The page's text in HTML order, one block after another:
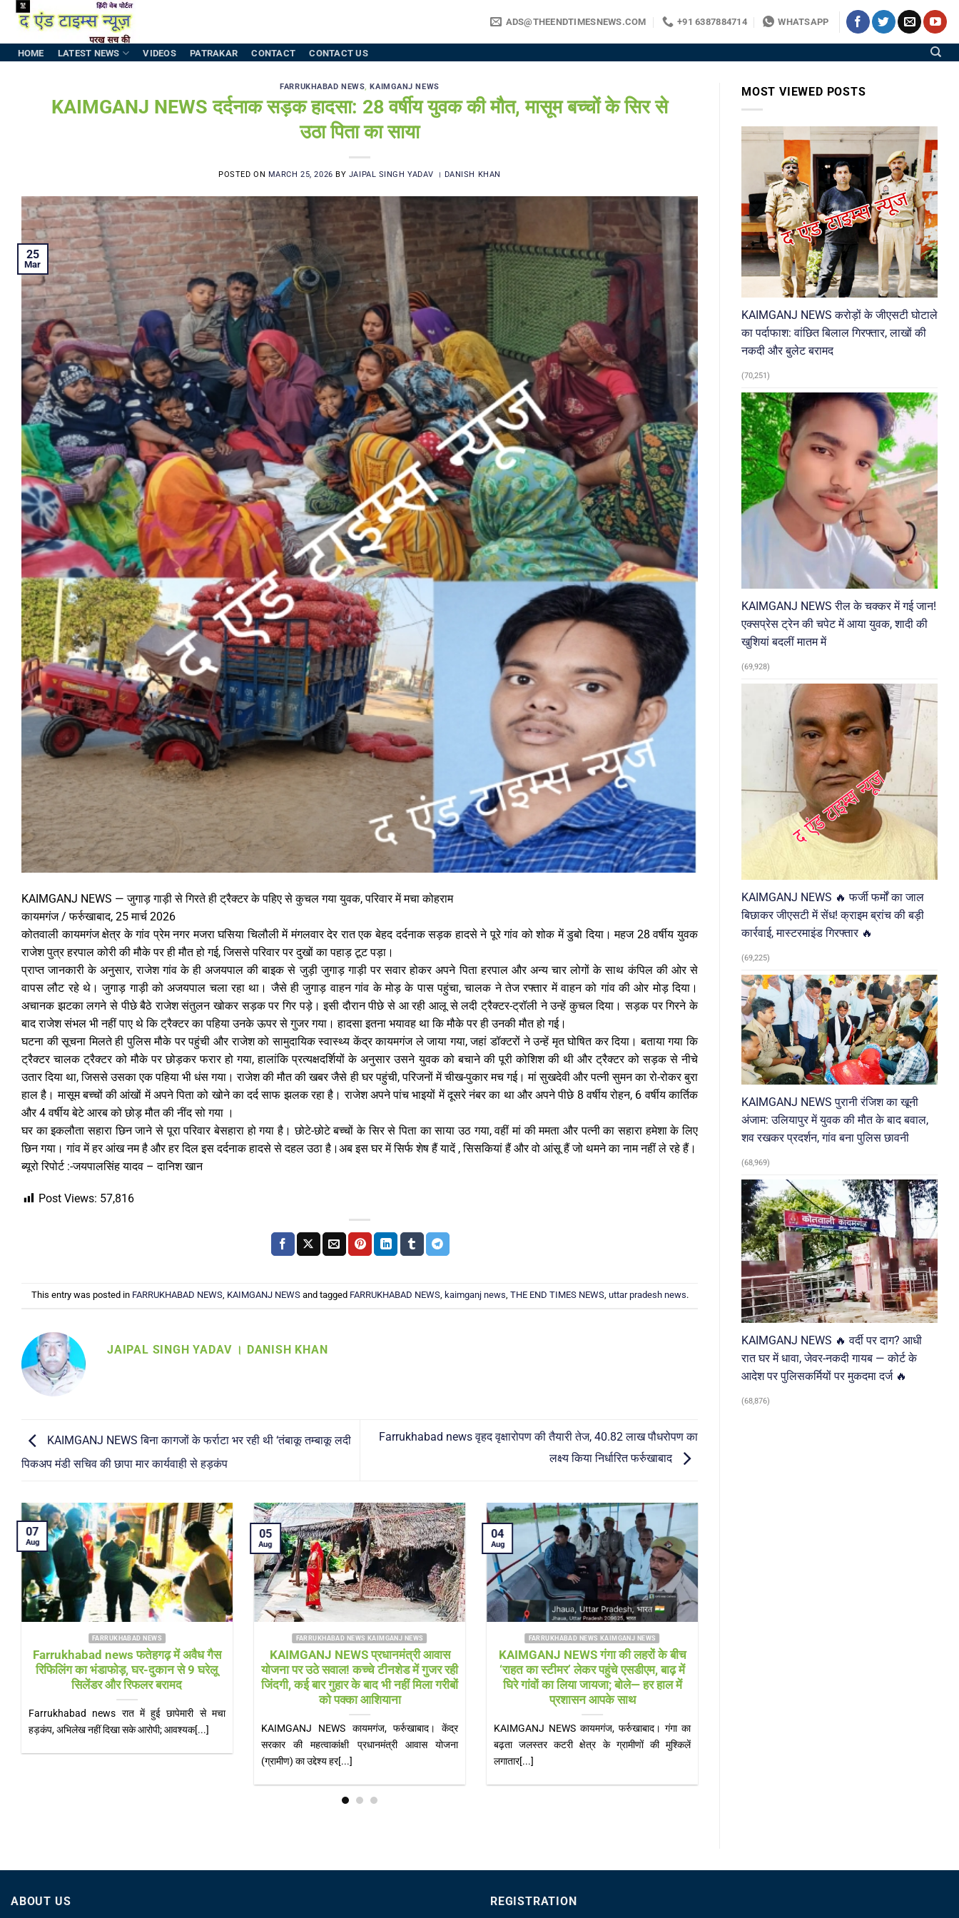
Skip
content
ADS@THEENDTIMESNEWS.COM +91 6387884714 WHATSAPP
HOME LATEST NEWS VIDEOS PATRAKAR CONTACT CONTACT US
FARRUKHABAD NEWS,KAIMGANJ NEWS
KAIMGANJ NEWS दर्दनाक सड़क हादसा: 28 वर्षीय युवक की मौत, मासूम बच्चों के सिर से
उठा पिता का साया
POSTED ON MARCH 25, 2026 BY JAIPAL SINGH YADAV । DANISH KHAN
25
Mar
KAIMGANJ NEWS — जुगाड़ गाड़ी से गिरते ही ट्रैक्टर के पहिए से कुचल गया युवक, परिवार में मचा कोहराम
कायमगंज / फर्रुखाबाद, 25 मार्च 2026
कोतवाली कायमगंज क्षेत्र के गांव प्रेम नगर मजरा घसिया चिलौली में मंगलवार देर रात एक बेहद दर्दनाक सड़क हादसे ने पूरे गांव को शोक में डुबो दिया। महज 28 वर्षीय युवक
राजेश पुत्र हरपाल कोरी की मौके पर ही मौत हो गई, जिससे परिवार पर दुखों का पहाड़ टूट पड़ा।
प्राप्त जानकारी के अनुसार, राजेश गांव के ही अजयपाल की बाइक से जुड़ी जुगाड़ गाड़ी पर सवार होकर अपने पिता हरपाल और अन्य चार लोगों के साथ कंपिल की ओर से
वापस लौट रहे थे। जुगाड़ गाड़ी को अजयपाल चला रहा था। जैसे ही जुगाड़ वाहन गांव के मोड़ के पास पहुंचा, चालक ने तेज रफ्तार में वाहन को गांव की ओर मोड़ दिया।
अचानक झटका लगने से पीछे बैठे राजेश संतुलन खोकर सड़क पर गिर पड़े। इसी दौरान पीछे से आ रही आलू से लदी ट्रैक्टर-ट्रॉली ने उन्हें कुचल दिया। सड़क पर गिरने के
बाद राजेश संभल भी नहीं पाए थे कि ट्रैक्टर का पहिया उनके ऊपर से गुजर गया। हादसा इतना भयावह था कि मौके पर ही उनकी मौत हो गई।
घटना की सूचना मिलते ही पुलिस मौके पर पहुंची और राजेश को सामुदायिक स्वास्थ्य केंद्र कायमगंज ले जाया गया, जहां डॉक्टरों ने उन्हें मृत घोषित कर दिया। बताया गया कि
ट्रैक्टर चालक ट्रैक्टर को मौके पर छोड़कर फरार हो गया, हालांकि प्रत्यक्षदर्शियों के अनुसार उसने युवक को बचाने की पूरी कोशिश की थी और ट्रैक्टर को सड़क से नीचे
उतार दिया था, जिससे उसका एक पहिया भी धंस गया। राजेश की मौत की खबर जैसे ही घर पहुंची, परिजनों में चीख-पुकार मच गई। मां सुखदेवी और पत्नी सुमन का रो-रोकर बुरा
हाल है। मासूम बच्चों की आंखों में अपने पिता को खोने का दर्द साफ झलक रहा है। राजेश अपने पांच भाइयों में दूसरे नंबर का था और अपने पीछे 8 वर्षीय रोहन, 6 वर्षीय कार्तिक
और 4 वर्षीय बेटे आरब को छोड़ मौत की नींद सो गया ।
घर का इकलौता सहारा छिन जाने से पूरा परिवार बेसहारा हो गया है। छोटे-छोटे बच्चों के सिर से पिता का साया उठ गया, वहीं मां की ममता और पत्नी का सहारा हमेशा के लिए
छिन गया। गांव में हर आंख नम है और हर दिल इस दर्दनाक हादसे से दहल उठा है।अब इस घर में सिर्फ शेष हैं यादें , सिसकियां हैं और वो आंसू हैं जो थमने का नाम नहीं ले रहे हैं।
ब्यूरो रिपोर्ट :-जयपालसिंह यादव – दानिश खान
Post Views: 57,816
This entry was posted in FARRUKHABAD NEWS, KAIMGANJ NEWSand tagged FARRUKHABAD NEWS, kaimganj news THE END TIMES NEWS, uttar pradesh news.
JAIPAL SINGH YADAV । DANISH KHAN
KAIMGANJ NEWS बिना कागजों के फर्राटा भर रही थी ‘तंबाकू तम्बाकू लदी
पिकअप मंडी सचिव की छापा मार कार्यवाही से हड़कंप
Farrukhabad news वृहद वृक्षारोपण की तैयारी तेज, 40.82 लाख पौधरोपण का
लक्ष्य किया निर्धारित फर्रुखाबाद
FARRUKHABAD NEWS UTTAR PRADESH
Farrukhabad news बाढ़ राहत शिविर में
‘हेल्थ अलर्ट’! सीएमओ खुद पहुंचे, डॉक्टरों की
टीम और एम्बुलेंस 24 घंटे तैनात
Farrukhabad news डीएम के निरीक्षण के बाद स्वास्थ्य
विभाग एक्शन मोड में, संक्रामक रोगों पर[...]
04
Aug
FARRUKHABAD NEWS SHAMSHABAD NEWS
Farrukhabad news विकास पर लापरवाही
भारी! चौड़ी सड़कों के बीच खड़े बिजली के पोल
बने खतरा
Farrukhabad news हादसों को खुला न्योता दे रहे
बिजली के खंभे, नगर पंचायत अध्यक्ष जोया[...]
04
Aug
FARRUKHABAD NEWS KAIMGANJ NEWS
KAIMGANJ NEWS नन्हें लीडर्स ने संभाली
नेतृत्व की कमान, गूंजी जिम्मेदारी निभाने की
शपथ
KAIMGANJ NEWS शकुन्तला देवी शिक्षण संस्थान में
भव्य शपथ ग्रहण समारोह, सीओ और कोतवाल ने[...]
04
Aug
MOST VIEWED POSTS
KAIMGANJ NEWS करोड़ों के जीएसटी घोटाले
का पर्दाफाश: वांछित बिलाल गिरफ्तार, लाखों की
नकदी और बुलेट बरामद
(70,251)
KAIMGANJ NEWS रील के चक्कर में गई जान!
एक्सप्रेस ट्रेन की चपेट में आया युवक, शादी की
खुशियां बदलीं मातम में
(69,928)
KAIMGANJ NEWS 🔥 फर्जी फर्मों का जाल
बिछाकर जीएसटी में सेंध! क्राइम ब्रांच की बड़ी
कार्रवाई, मास्टरमाइंड गिरफ्तार 🔥
(69,225)
KAIMGANJ NEWS पुरानी रंजिश का खूनी
अंजाम: उलियापुर में युवक की मौत के बाद बवाल,
शव रखकर प्रदर्शन, गांव बना पुलिस छावनी
(68,969)
KAIMGANJ NEWS 🔥 वर्दी पर दाग? आधी
रात घर में धावा, जेवर-नकदी गायब — कोर्ट के
आदेश पर पुलिसकर्मियों पर मुकदमा दर्ज 🔥
(68,876)
ABOUT US REGISTRATION